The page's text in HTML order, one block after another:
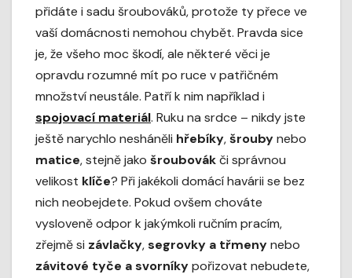
přidáte i sadu šroubováků, protože ty přece ve
vaší domácnosti nemohou chybět. Pravda sice
je, že všeho moc škodí, ale některé věci je
opravdu rozumné mít po ruce v patřičném
množství neustále. Patří k nim například i
spojovací materiál. Ruku na srdce – nikdy jste
ještě narychlo nesháněli hřebíky,šroubynebo
matice, stejně jako šroubovákči správnou
velikost klíče? Při jakékoli domácí havárii se bez
nich neobejdete. Pokud ovšem chováte
vysloveně odpor k jakýmkoli ručním pracím,
zřejmě si závlačky,segrovky a třmenynebo
závitové tyče a svorníkypořizovat nebudete,